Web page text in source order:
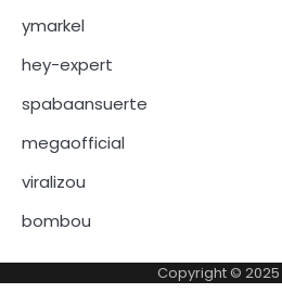
ymarkel
hey-expert
spabaansuerte
megaofficial
viralizou
bombou
Copyright © 2025